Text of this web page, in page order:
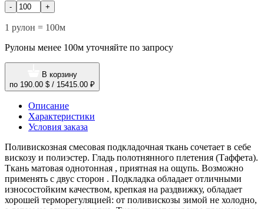
- +
1 рулон = 100м
Рулоны менее 100м уточняйте по запросу
В корзину
по 190.00 $ / 15415.00 ₽
Описание
Характеристики
Условия заказа
Поливискозная смесовая подкладочная ткань сочетает в себе
вискозу и полиэстер. Гладь полотнянного плетения (Таффета).
Ткань матовая однотонная , приятная на ощупь. Возможно
применять с двус сторон . Подкладка обладает отличными
износостойким качеством, крепкая на раздвижку, обладает
хорошей терморегуляцией: от поливискозы зимой не холодно,